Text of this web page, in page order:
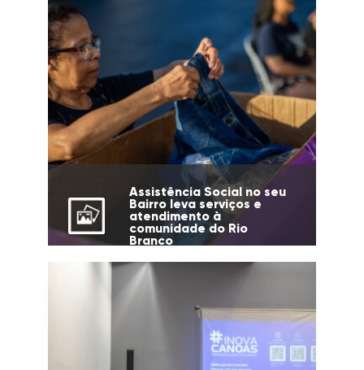
Assistência Social no seu
Bairro leva serviços e
atendimento à
comunidade do Rio
Branco